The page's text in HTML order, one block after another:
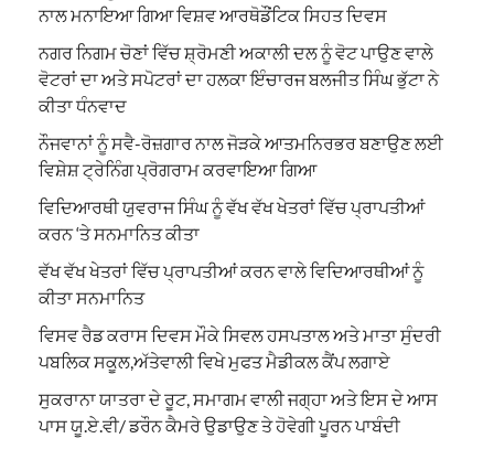
ਨਾਲ ਮਨਾਇਆ ਗਿਆ ਵਿਸ਼ਵ ਆਰਥੋਡੌਂਟਿਕ ਸਿਹਤ ਦਿਵਸ
ਨਗਰ ਨਿਗਮ ਚੋਣਾਂ ਵਿੱਚ ਸ਼੍ਰੋਮਣੀ ਅਕਾਲੀ ਦਲ ਨੂੰ ਵੋਟ ਪਾਉਣ ਵਾਲੇ
ਵੋਟਰਾਂ ਦਾ ਅਤੇ ਸਪੋਟਰਾਂ ਦਾ ਹਲਕਾ ਇੰਚਾਰਜ ਬਲਜੀਤ ਸਿੰਘ ਭੁੱਟਾ ਨੇ
ਕੀਤਾ ਧੰਨਵਾਦ
ਨੌਜਵਾਨਾਂ ਨੂੰ ਸਵੈ-ਰੋਜ਼ਗਾਰ ਨਾਲ ਜੋੜਕੇ ਆਤਮਨਿਰਭਰ ਬਣਾਉਣ ਲਈ
ਵਿਸ਼ੇਸ਼ ਟ੍ਰੇਨਿੰਗ ਪ੍ਰੋਗਰਾਮ ਕਰਵਾਇਆ ਗਿਆ
ਵਿਦਿਆਰਥੀ ਯੁਵਰਾਜ ਸਿੰਘ ਨੂੰ ਵੱਖ ਵੱਖ ਖੇਤਰਾਂ ਵਿੱਚ ਪ੍ਰਾਪਤੀਆਂ
ਕਰਨ ‘ਤੇ ਸਨਮਾਨਿਤ ਕੀਤਾ
ਵੱਖ ਵੱਖ ਖੇਤਰਾਂ ਵਿੱਚ ਪ੍ਰਾਪਤੀਆਂ ਕਰਨ ਵਾਲੇ ਵਿਦਿਆਰਥੀਆਂ ਨੂੰ
ਕੀਤਾ ਸਨਮਾਨਿਤ
ਵਿਸਵ ਰੈਡ ਕਰਾਸ ਦਿਵਸ ਮੌਕੇ ਸਿਵਲ ਹਸਪਤਾਲ ਅਤੇ ਮਾਤਾ ਸੁੰਦਰੀ
ਪਬਲਿਕ ਸਕੂਲ,ਅੱਤੇਵਾਲੀ ਵਿਖੇ ਮੁਫਤ ਮੈਡੀਕਲ ਕੈਂਪ ਲਗਾਏ
ਸੁਕਰਾਨਾ ਯਾਤਰਾ ਦੇ ਰੂਟ, ਸਮਾਗਮ ਵਾਲੀ ਜਗ੍ਹਾ ਅਤੇ ਇਸ ਦੇ ਆਸ
ਪਾਸ ਯੂ.ਏ.ਵੀ/ ਡਰੌਨ ਕੈਮਰੇ ਉਡਾਉਣ ਤੇ ਹੋਵੇਗੀ ਪੂਰਨ ਪਾਬੰਦੀ